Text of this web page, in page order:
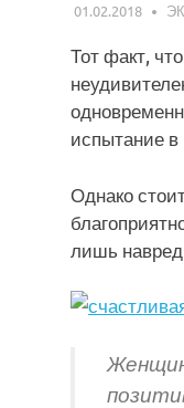
01.02.2018
Тот факт,
испытание
Однако
лишь